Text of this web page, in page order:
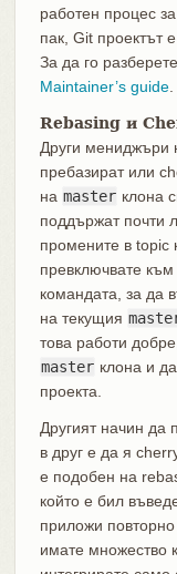
работен процес
пак, Git проектът
За да го
Maintainer’s guide.
Rebasing и
Други мениджъри
пребазират или
на master клона
поддържат почти
промените в topic
превключвате
командата, за да
на текущия
това работи
master клона и
проекта.
Другият начин да
в друг е да я
е подобен на
който е бил
приложи
имате множество